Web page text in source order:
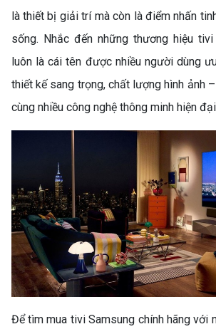
là thiết bị giải trí mà còn là điểm nhấn
sống. Nhắc đến những thương hiệu
luôn là cái tên được nhiều người dùng
thiết kế sang trọng, chất lượng hình ảnh
cùng nhiều công nghệ thông minh hiện
Để tìm mua tivi Samsung chính hãng với